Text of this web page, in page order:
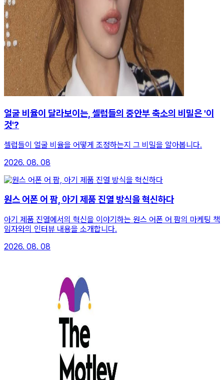
얼굴 비율이 달라보이는, 셀럽들의 중안부 축소의 비밀은 '이
것'?
셀럽들이 얼굴 비율을 어떻게 조정하는지 그 비밀을 알아봅니다.
2026. 08. 08
원스 어폰 어 팜, 아기 제품 진열 방식을 혁신하다
아기 제품 진열에서의 혁신을 이야기하는 원스 어폰 어 팜의 마케팅 책
임자와의 인터뷰 내용을 소개합니다.
2026. 08. 08